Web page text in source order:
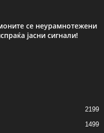
се неурамнотежени
јасни сигнали!
2199
1499